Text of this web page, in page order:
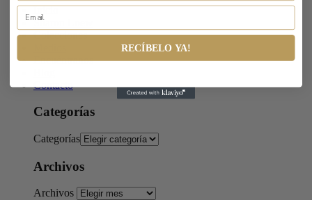
Inicio
Sharon Loew
Colecciones
Encuéntranos
Contacto
Categorías
Categorías
Archivos
Archivos
RECÍBELO YA!